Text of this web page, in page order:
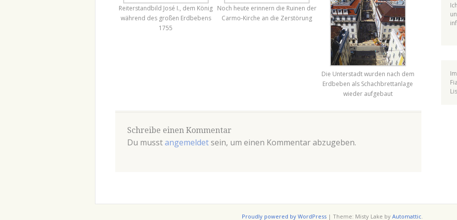
Reiterstandbild José I., dem König
während des großen Erdbebens
1755
Noch heute erinnern die Ruinen der
Carmo-Kirche an die Zerstörung
Die Unterstadt wurden nach dem
Erdbeben als Schachbrettanlage
wieder aufgebaut
Schreibe einen Kommentar
Du musstangemeldetsein, um einen Kommentar abzugeben.
Proudly powered by WordPress | Theme: Misty Lake by Automattic